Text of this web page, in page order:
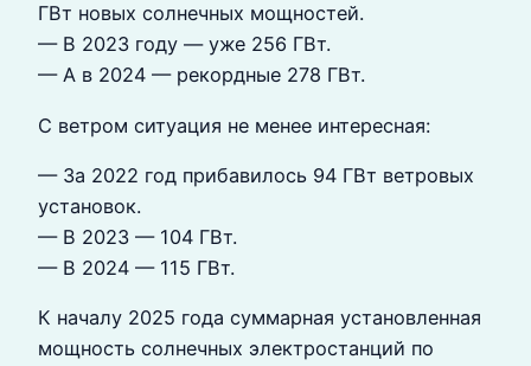
ГВт новых солнечных мощностей.
— В 2023 году — уже 256 ГВт.
— А в 2024 — рекордные 278 ГВт.
С ветром ситуация не менее интересная:
— За 2022 год прибавилось 94 ГВт ветровых
установок.
— В 2023 — 104 ГВт.
— В 2024 — 115 ГВт.
К началу 2025 года суммарная установленная
мощность солнечных электростанций по